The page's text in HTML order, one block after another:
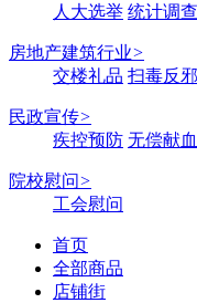
人大选举 统计调查
房地产建筑行业>
交楼礼品 扫毒反
民政宣传>
疾控预防 无偿献血
院校慰问>
工会慰问
首页
全部商品
店铺街